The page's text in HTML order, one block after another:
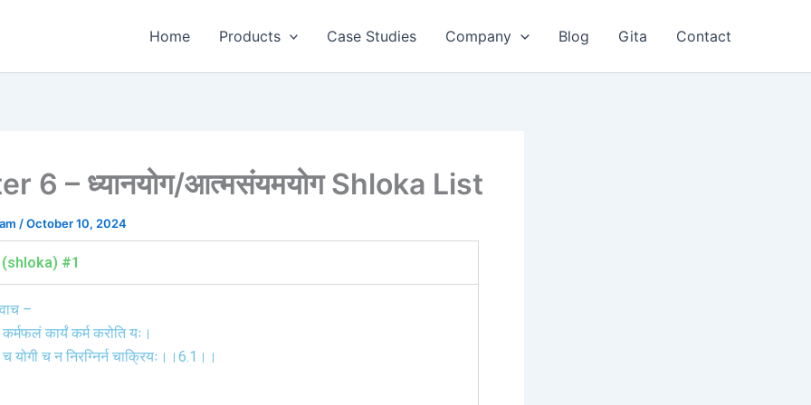
Home Products Case Studies Company Blog Gita Contact
6 – ध्यानयोग/आत्मसंयमयोग Shloka List
/October 10, 2024
(shloka) #1
–
कार्यं कर्म करोति यः।
योगी च न निरग्निर्न चाक्रियः।।6.1।।